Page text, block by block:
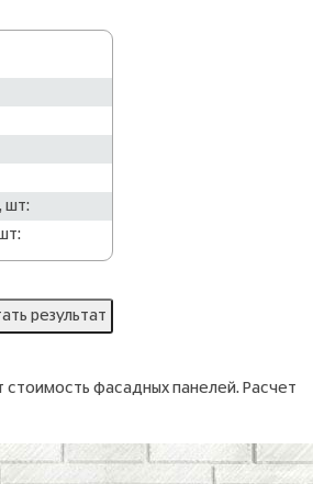
шт:
стоимость фасадных панелей. Расчет